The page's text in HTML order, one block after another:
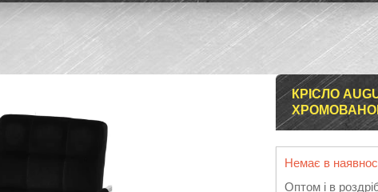
КРІСЛО
Немає в
Оптом і в